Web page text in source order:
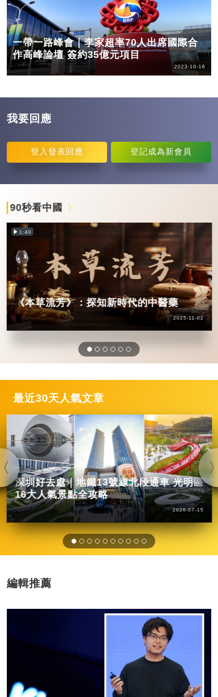
一帶一路峰會｜李家超率70人出席國際合
作高峰論壇 簽約35億元項目
2023-10-16
我要回應
登入 發表回應 登記成為新會員
90秒看中國
1:40
《本草流芳》：探知新時代的中醫藥
2025-11-02
最近30天人氣文章
深圳好去處｜地鐵13號線北段通車 光明區
16大人氣景點全攻略
2026-07-15
編輯推薦